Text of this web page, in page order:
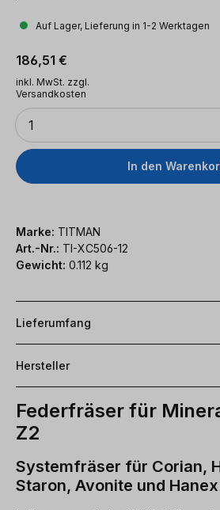
Auf Lager, Lieferung in 1-2 Werktagen
Regulärer Preis:
186,51 €
inkl. MwSt. zzgl.
Versandkosten
Anzahl
1
In den
Marke: TITMAN
Art.-Nr.: TI-XC506-12
Gewicht: 0.112 kg
Lieferumfang
Hersteller
Federfräser für
Z2
Systemfräser für Corian,
Staron, Avonite und Hanex